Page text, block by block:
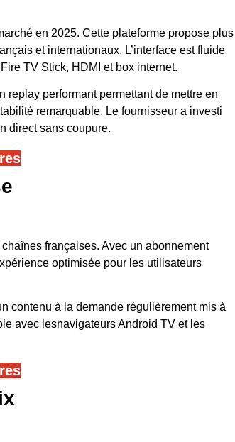
en 2025. Cette plateforme propose plus
et internationaux. L’interface est fluide
TV Stick, HDMI et box internet.
replay performant permettant de mettre en
remarquable. Le fournisseur a investi
direct sans coupure.
françaises. Avec un abonnement
optimisée pour les utilisateurs
contenu à la demande régulièrement mis à
avec lesnavigateurs Android TV et les